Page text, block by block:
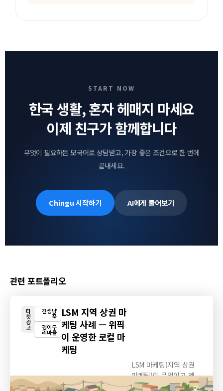
START NOW
한국 생활, 혼자 헤매지 마세요
이제 친구가 함께합니다
무엇이 필요하든 모국어로 상담받고, 가장 좋은 조건으로 한 번에
끝내세요.
Chingu 시작하기 AI에게 물어보기
관련 포트폴리오
타
겟
광
고
견생냥
품
괭이부
리마을
LSM 지역 상권 마
케팅 사례 — 위픽
이 운영한 로컬 마
케팅
LSM 마케팅(지역 상권
마케팅)이 무엇이고 왜
필요한지, 위픽이...